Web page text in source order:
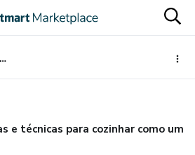
97 dicas e técnicas para cozinhar como um chef
e técnicas para cozinhar como um